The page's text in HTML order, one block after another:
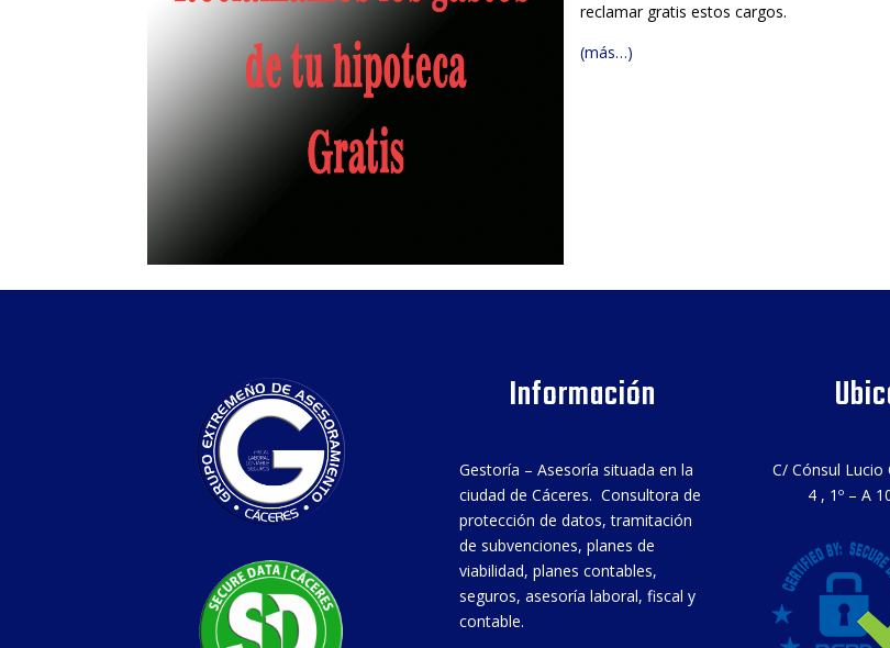
reclamar gratis estos cargos.
(más…)
Información
Gestoría – Asesoría situada en la
ciudad de Cáceres. Consultora de
protección de datos, tramitación
de subvenciones, planes de
viabilidad, planes contables,
seguros, asesoría laboral, fiscal y
contable.
C/ Cónsul Lucio
4 , 1º – A